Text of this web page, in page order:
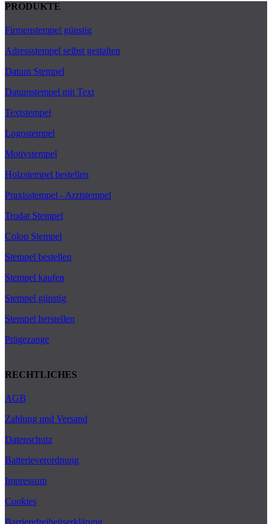
PRODUKTE
Firmenstempel günstig
Adressstempel selbst gestalten
Datum Stempel
Datumstempel mit Text
Textstempel
Logostempel
Motivstempel
Holzstempel bestellen
Praxisstempel - Arztstempel
Trodat Stempel
Colop Stempel
Stempel bestellen
Stempel kaufen
Stempel günstig
Stempel herstellen
Prägezange
RECHTLICHES
AGB
Zahlung und Versand
Datenschutz
Batterieverordnung
Impressum
Cookies